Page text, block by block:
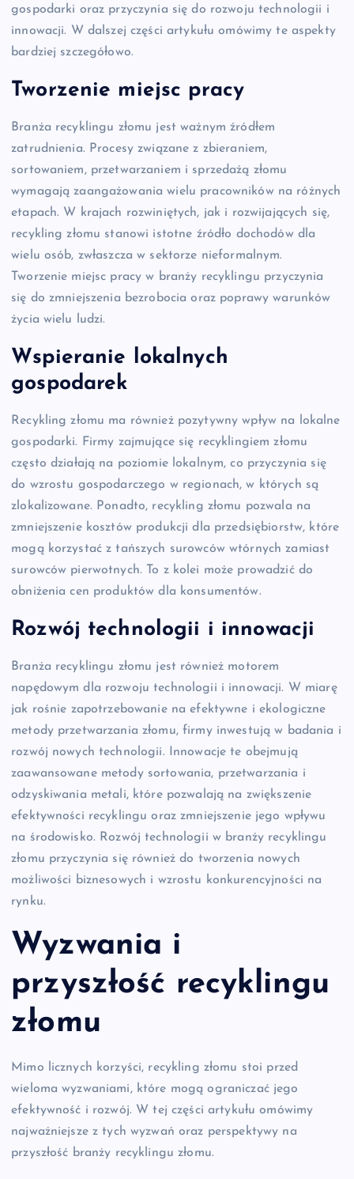
gospodarki oraz przyczynia się do rozwoju technologii i
innowacji. W dalszej części artykułu omówimy te aspekty
bardziej szczegółowo.
Tworzenie miejsc pracy
Branża recyklingu złomu jest ważnym źródłem
zatrudnienia. Procesy związane z zbieraniem,
sortowaniem, przetwarzaniem i sprzedażą złomu
wymagają zaangażowania wielu pracowników na różnych
etapach. W krajach rozwiniętych, jak i rozwijających się,
recykling złomu stanowi istotne źródło dochodów dla
wielu osób, zwłaszcza w sektorze nieformalnym.
Tworzenie miejsc pracy w branży recyklingu przyczynia
się do zmniejszenia bezrobocia oraz poprawy warunków
życia wielu ludzi.
Wspieranie lokalnych
gospodarek
Recykling złomu ma również pozytywny wpływ na lokalne
gospodarki. Firmy zajmujące się recyklingiem złomu
często działają na poziomie lokalnym, co przyczynia się
do wzrostu gospodarczego w regionach, w których są
zlokalizowane. Ponadto, recykling złomu pozwala na
zmniejszenie kosztów produkcji dla przedsiębiorstw, które
mogą korzystać z tańszych surowców wtórnych zamiast
surowców pierwotnych. To z kolei może prowadzić do
obniżenia cen produktów dla konsumentów.
Rozwój technologii i innowacji
Branża recyklingu złomu jest również motorem
napędowym dla rozwoju technologii i innowacji. W miarę
jak rośnie zapotrzebowanie na efektywne i ekologiczne
metody przetwarzania złomu, firmy inwestują w badania i
rozwój nowych technologii. Innowacje te obejmują
zaawansowane metody sortowania, przetwarzania i
odzyskiwania metali, które pozwalają na zwiększenie
efektywności recyklingu oraz zmniejszenie jego wpływu
na środowisko. Rozwój technologii w branży recyklingu
złomu przyczynia się również do tworzenia nowych
możliwości biznesowych i wzrostu konkurencyjności na
rynku.
Wyzwania i
przyszłość recyklingu
złomu
Mimo licznych korzyści, recykling złomu stoi przed
wieloma wyzwaniami, które mogą ograniczać jego
efektywność i rozwój. W tej części artykułu omówimy
najważniejsze z tych wyzwań oraz perspektywy na
przyszłość branży recyklingu złomu.